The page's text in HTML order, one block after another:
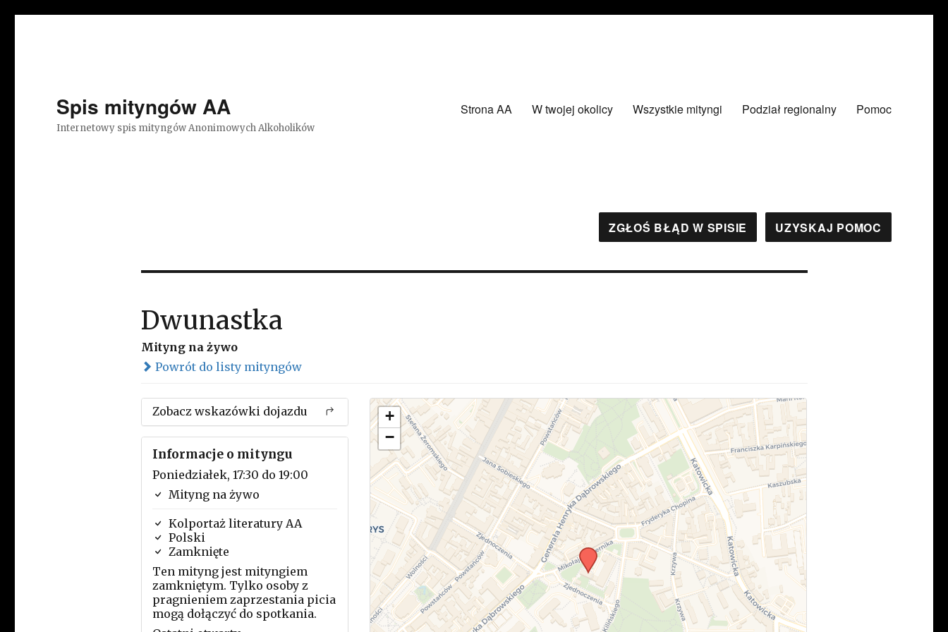
Spis mityngów AA
Internetowy spis mityngów Anonimowych Alkoholików
Strona AA W twojej okolicy Wszystkie mityngi Podział regionalny Pomoc
ZGŁOŚ BŁĄD W SPISIE UZYSKAJ POMOC
Dwunastka
Mityng na żywo
Powrót do listy mityngów
Zobacz wskazówki dojazdu
Informacje o mityngu
Poniedziałek, 17:30 do 19:00
Mityng na żywo
Kolportaż literatury AA
Polski
Zamknięte
Ten mityng jest mityngiem
zamkniętym. Tylko osoby z
pragnieniem zaprzestania picia
mogą dołączyć do spotkania.
+
−